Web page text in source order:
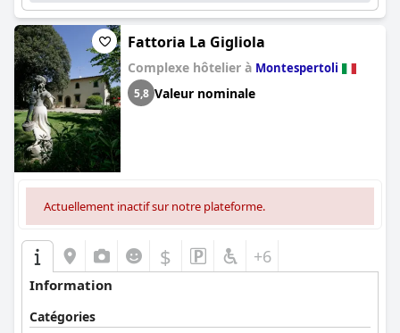
Fattoria La Gigliola
Complexe hôtelier à Montespertoli
5,8 Valeur nominale
Actuellement inactif sur notre plateforme.
$ +6
Information
Catégories